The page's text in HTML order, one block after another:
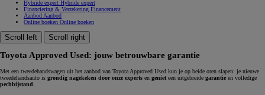
Hybride expert Hybride expert
Financiering & Verzekering Financement
Aanbod Aanbod
Online boeken Online boeken
Scroll left Scroll right
Toyota Approved Used: jouw betrouwbare garantie
Met een tweedehandswagen uit het aanbod van Toyota Approved Used kun je op beide oren slapen: je nieuwe
tweedehandsauto is grondig nagekeken door onze experts en geniet een uitgebreide garantie en volledige
pechbijstand